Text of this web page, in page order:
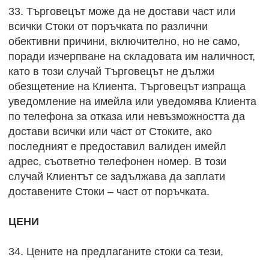
33. Търговецът може да не достави част или
всички Стоки от поръчката по различни
обективни причини, включително, но не само,
поради изчерпване на складовата им наличност,
като в този случай Търговецът не дължи
обезщетение на Клиента. Търговецът изпраща
уведомление на имейла или уведомява Клиента
по телефона за отказа или невъзможността да
достави всички или част от Стоките, ако
последният е предоставил валиден имейл
адрес, съответно телефонен номер. В този
случай Клиентът се задължава да заплати
доставените Стоки – част от поръчката.
ЦЕНИ
34. Цените на предлаганите стоки са тези,